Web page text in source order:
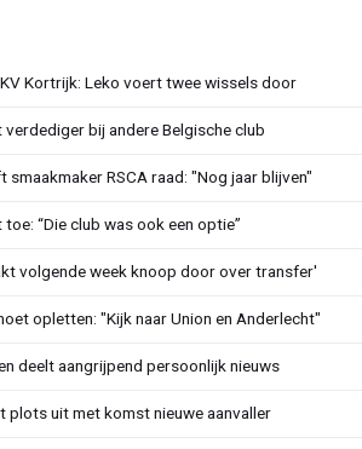
Kortrijk: Leko voert twee wissels door
bij andere Belgische club
smaakmaker RSCA raad: "Nog jaar blijven"
“Die club was ook een optie”
volgende week knoop door over transfer'
opletten: "Kijk naar Union en Anderlecht"
deelt aangrijpend persoonlijk nieuws
plots uit met komst nieuwe aanvaller